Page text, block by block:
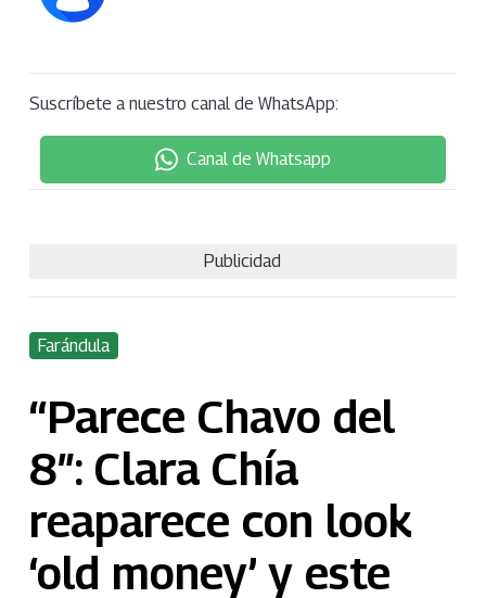
Suscríbete a nuestro canal de WhatsApp:
Canal de Whatsapp
Publicidad
Farándula
“Parece Chavo del
8″: Clara Chía
reaparece con look
‘old money’ y este